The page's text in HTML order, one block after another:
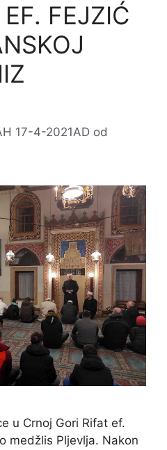
EF. FEJZIĆ
17-4-2021AD od
u Crnoj Gori Rifat ef.
medžlis Pljevlja. Nakon